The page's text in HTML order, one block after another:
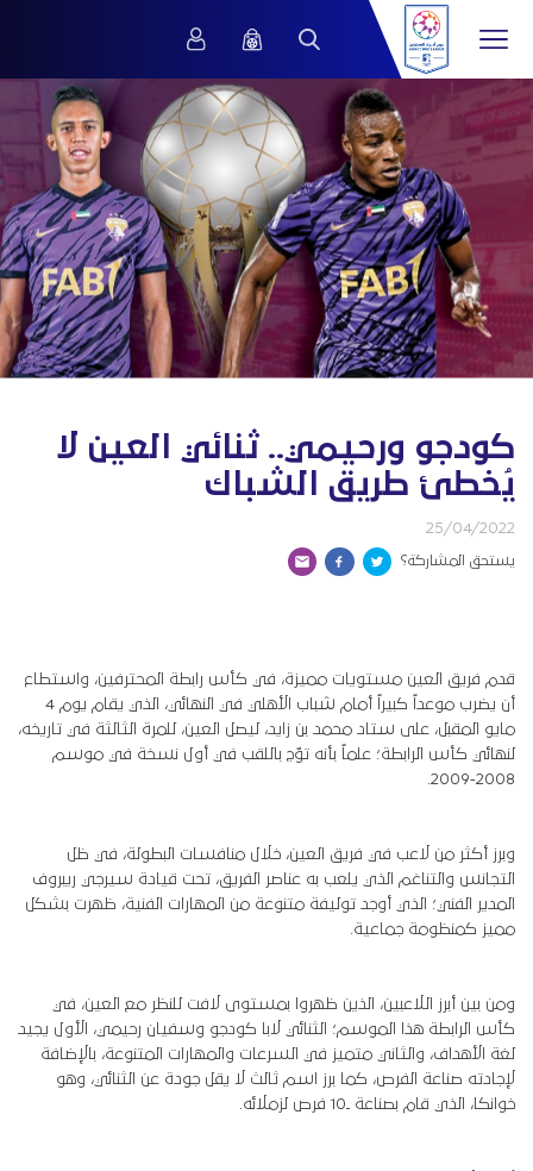
كودجو ورحيمي.. ثنائي العين لا
يُخطئ طريق الشباك
25/04/2022
يستحق المشاركة؟
قدم فريق العين مستويات مميزة، في كأس رابطة المحترفين، واستطاع
أن يضرب موعداً كبيراً أمام شباب الأهلي في النهائي، الذي يقام يوم 4
مايو المقبل، على ستاد محمد بن زايد، ليصل العين، للمرة الثالثة في تاريخه،
لنهائي كأس الرابطة؛ علماً بأنه توّج باللقب في أول نسخة في موسم
2008-2009.
وبرز أكثر من لاعب في فريق العين، خلال منافسات البطولة، في ظل
التجانس والتناغم الذي يلعب به عناصر الفريق، تحت قيادة سيرجي ريبروف
المدير الفني؛ الذي أوجد توليفة متنوعة من المهارات الفنية، ظهرت بشكل
مميز كمنظومة جماعية.
ومن بين أبرز اللاعبين، الذين ظهروا بمستوى لافت للنظر مع العين، في
كأس الرابطة هذا الموسم؛ الثنائي لابا كودجو وسفيان رحيمي، الأول يجيد
لغة الأهداف، والثاني متميز في السرعات والمهارات المتنوعة، بالإضافة
لإجادته صناعة الفرص، كما برز اسم ثالث لا يقل جودة عن الثنائي، وهو
خوانكا، الذي قام بصناعة ـ10 فرص لزملائه.